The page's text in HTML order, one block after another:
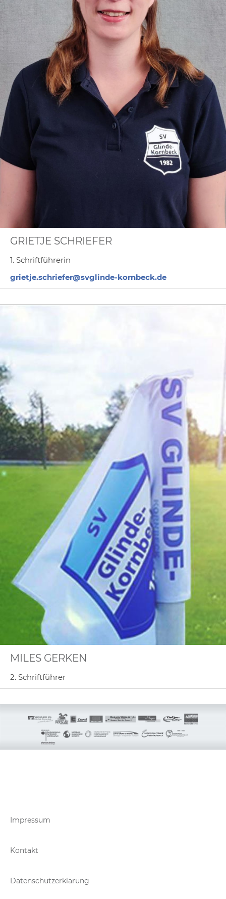
GRIETJE SCHRIEFER
1. Schriftführerin
grietje.schriefer@svglinde-kornbeck.de
MILES GERKEN
2. Schriftführer
Impressum
Kontakt
Datenschutzerklärung